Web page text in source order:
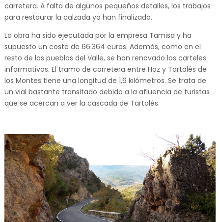
carretera. A falta de algunos pequeños detalles, los trabajos
para restaurar la calzada ya han finalizado.
La obra ha sido ejecutada por la empresa Tamisa y ha
supuesto un coste de 66.364 euros. Además, como en el
resto de los pueblos del Valle, se han renovado los carteles
informativos. El tramo de carretera entre Hoz y Tartalés de
los Montes tiene una longitud de 1,6 kilómetros. Se trata de
un vial bastante transitado debido a la afluencia de turistas
que se acercan a ver la cascada de Tartalés.